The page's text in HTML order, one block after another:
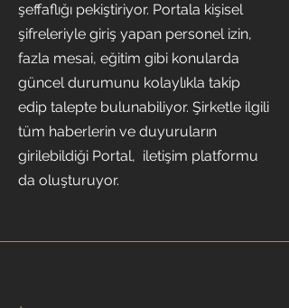
şeffaflığı pekiştiriyor. Portala kişisel
şifreleriyle giriş yapan personel izin,
fazla mesai, eğitim gibi konularda
güncel durumunu kolaylıkla takip
edip talepte bulunabiliyor. Şirketle ilgili
tüm haberlerin ve duyuruların
girilebildiği Portal, iletişim platformu
da oluşturuyor.